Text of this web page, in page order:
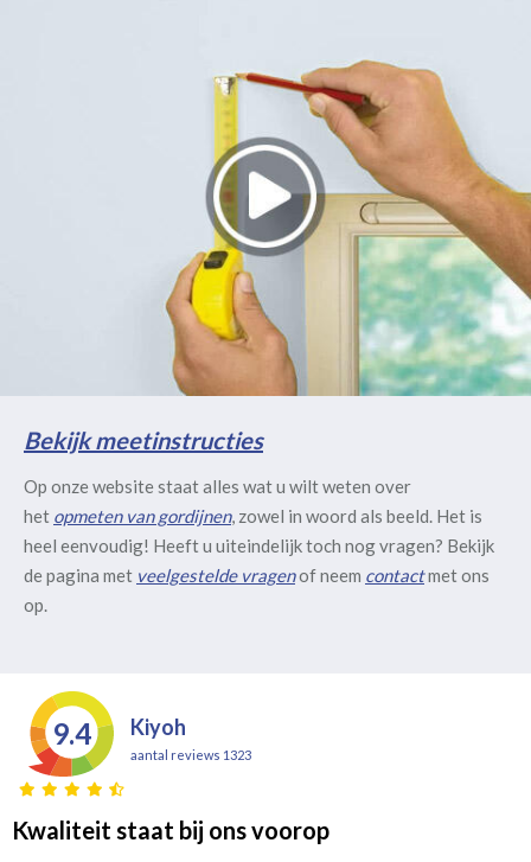
Bekijk meetinstructies
Op onze website staat alles wat u wilt weten over
het opmeten van gordijnen, zowel in woord als beeld. Het is
heel eenvoudig! Heeft u uiteindelijk toch nog vragen? Bekijk
de pagina met veelgestelde vragenof neem contactmet ons
op.
9.4 Kiyoh
aantal reviews 1323
Kwaliteit staat bij ons voorop